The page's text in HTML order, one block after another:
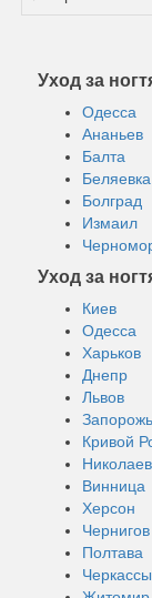
Уход за
Одесса
Ананьев
Балта
Беляевка
Болград
Измаил
Уход за
Киев
Одесса
Харьков
Днепр
Львов
Кривой
Николаев
Винница
Херсон
Чернигов
Полтава
Черкассы